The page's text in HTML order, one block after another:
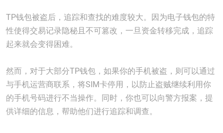
TP钱包被盗后，追踪和查找的难度较大。因为电子钱包的特
性使得交易记录隐秘且不可篡改，一旦资金转移完成，追踪
起来就会变得困难。
然而，对于大部分TP钱包，如果你的手机被盗，则可以通过
与手机运营商联系，将SIM卡停用，以防止盗贼继续利用你
的手机号码进行不当操作。同时，你也可以向警方报案，提
供详细的信息，帮助他们进行追踪和调查。